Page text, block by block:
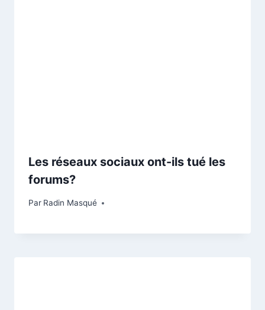
Les réseaux sociaux ont-ils tué les
forums?
Par Radin Masqué